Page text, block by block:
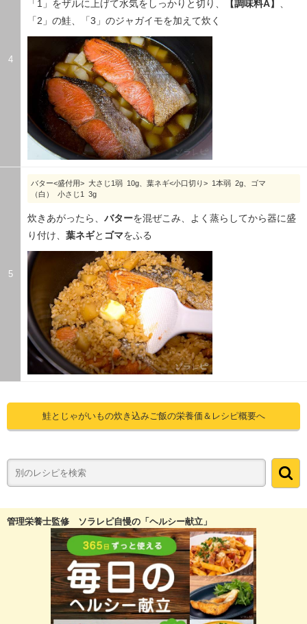
4
「1」をザルに上げて水気をしっかりと切り、 【調味料A】
「2」の鮭、「3」のジャガイモを加えて炊く
5
バター<盛付用> 大さじ1弱 10g、葉ネギ<小口切り> 1本弱 2g、ゴマ
（白） 小さじ1 3g
炊きあがったら、 バターを混ぜこみ、よく蒸らしてから器に盛
り付け、 葉ネギと ゴマをふる
鮭とじゃがいもの炊き込みご飯の栄養価＆レシピ概要へ
管理栄養士監修 ソラレピ自慢の「ヘルシー献立」